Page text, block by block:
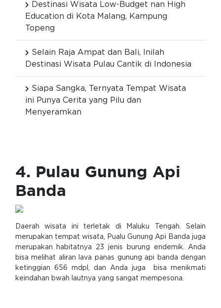
Destinasi Wisata Low-Budget nan High
Education di Kota Malang, Kampung
Topeng
Selain Raja Ampat dan Bali, Inilah
Destinasi Wisata Pulau Cantik di Indonesia
Siapa Sangka, Ternyata Tempat Wisata
ini Punya Cerita yang Pilu dan
Menyeramkan
4. Pulau Gunung Api
Banda
Daerah wisata ini terletak di Maluku Tengah. Selain
merupakan tempat wisata, Pualu Gunung Api Banda juga
merupakan habitatnya 23 jenis burung endemik. Anda
bisa melihat aliran lava panas gunung api banda dengan
ketinggian 656 mdpl, dan Anda juga bisa menikmati
keindahan bwah lautnya yang sangat mempesona.